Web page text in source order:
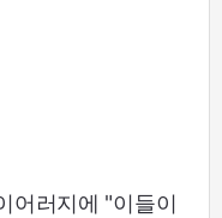
어러지에 "이들이